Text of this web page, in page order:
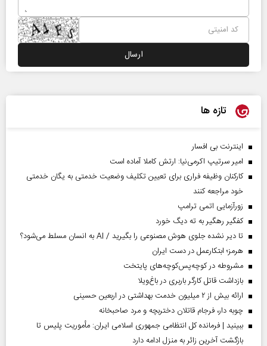
تازه ها
اینترنت بی افسار
امیر سرتیپ اکرمی‌نیا: ارتش کاملا آماده است
کارکنان وظیفه فراری برای تعیین تکلیف وضعیت خدمتی به یگان خدمتی
خود مراجعه کنند
زورآزمایی اتمی ترامپ
کفگیر رهگیر به ته دیگ خورد
تا دیر نشده جلوی هوش مصنوعی را بگیرید / AI به انسان مسلط می‌شود؟
هرمز؛ ابتکارعمل در دست ایران
مشروطه در کوچه‌پس‌کوچه‌های پایتخت
بازداشت قاتل کارگر باربری در باغ‌ویلا
ارائه بیش از ۲ میلیون خدمت بهداشتی در اربعین حسینی
چوبه دار، فرجام قاتلان دختربچه و مرد صاحبخانه
ببینید | فرمانده کل انتظامی جمهوری اسلامی ایران­: مأموریت پلیس تا
بازگشت آخرین زائر به منزل ادامه دارد